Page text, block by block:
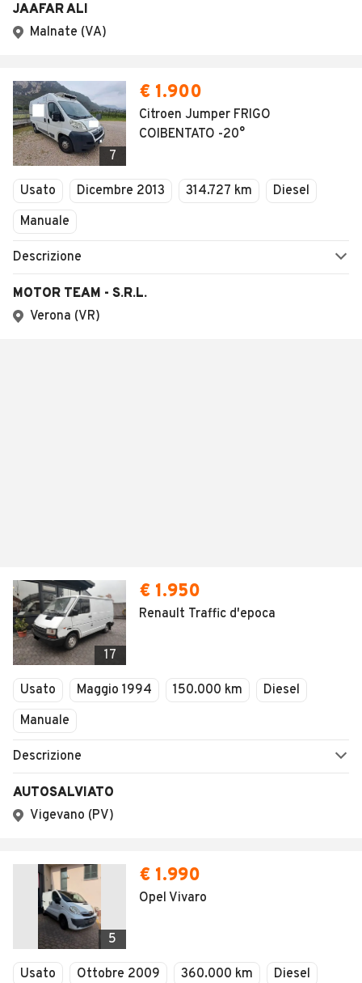
JAAFAR ALI
Malnate (VA)
7
€ 1.900
Citroen Jumper FRIGO
COIBENTATO -20°
Usato Dicembre 2013 314.727 km
Diesel
Manuale
Descrizione
MOTOR TEAM - S.R.L.
Verona (VR)
17
€ 1.950
Renault Traffic d'epoca
Usato Maggio 1994 150.000 km
Diesel
Manuale
Descrizione
AUTOSALVIATO
Vigevano (PV)
5
€ 1.990
Opel Vivaro
Usato Ottobre 2009 360.000 km
Diesel